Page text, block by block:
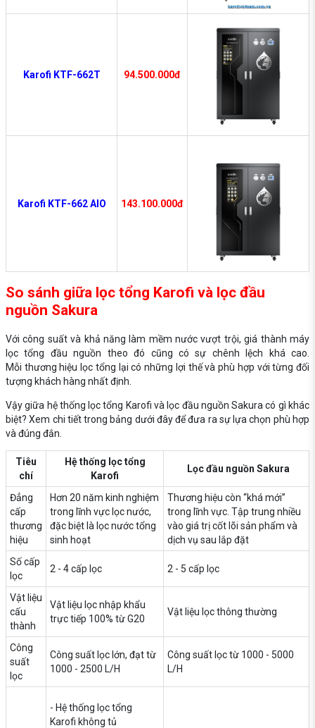
Karofi KTF-662T 94.500.000đ
Karofi KTF-662 AIO 143.100.000đ
So sánh giữa lọc tổng Karofi và lọc đầu
nguồn Sakura
Với công suất và khả năng làm mềm nước vượt trội, giá thành máy
lọc tổng đầu nguồn theo đó cũng có sự chênh lệch khá cao.
Mỗi thương hiệu lọc tổng lại có những lợi thế và phù hợp với từng đối
tượng khách hàng nhất định.
Vậy giữa hệ thống lọc tổng Karofi và lọc đầu nguồn Sakura có gì khác
biệt? Xem chi tiết trong bảng dưới đây để đưa ra sự lựa chọn phù hợp
và đúng đắn.
Tiêu
chí
Hệ thống lọc tổng
Karofi
Lọc đầu nguồn Sakura
Đẳng
cấp
thương
hiệu
Hơn 20 năm kinh nghiệm
trong lĩnh vực lọc nước,
đặc biệt là lọc nước tổng
sinh hoạt
Thương hiệu còn “khá mới”
trong lĩnh vực. Tập trung nhiều
vào giá trị cốt lõi sản phẩm và
dịch vụ sau lắp đặt
Số cấp
lọc
2 - 4 cấp lọc 2 - 5 cấp lọc
Vật liệu
cấu
thành
Vật liệu lọc nhập khẩu
trực tiếp 100% từ G20
Vật liệu lọc thông thường
Công
suất
lọc
Công suất lọc lớn, đạt từ
1000 - 2500 L/H
Công suất lọc từ 1000 - 5000
L/H
- Hệ thống lọc tổng
Karofi không tủ